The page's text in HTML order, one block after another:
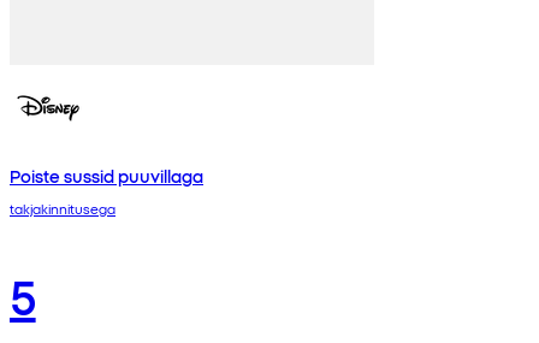
Poiste sussid puuvillaga
takjakinnitusega
5